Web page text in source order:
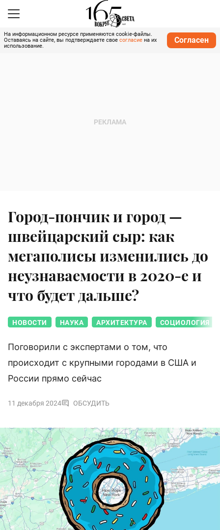
На информационном ресурсе применяются cookie-файлы.
Оставаясь на сайте, вы подтверждаете свое согласие на их
использование.
Согласен
Город-пончик и город —
швейцарский сыр: как
мегаполисы изменились до
неузнаваемости в 2020-е и
что будет дальше?
НОВОСТИ НАУКА АРХИТЕКТУРА СОЦИОЛОГИЯ
Поговорили с экспертами о том, что
происходит с крупными городами в США и
России прямо сейчас
11 декабря 2024 ОБСУДИТЬ